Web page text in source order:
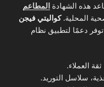
هذه الشهادة المطاعم
المحلية.كواليتي فيجن
توفر دعمًا لتطبيق نظام HACCP، مما يسهل الحصول على
العملاء.
سلاسل التوريد.